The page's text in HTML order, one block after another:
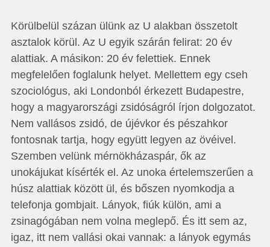
Körülbelül százan ülünk az U alakban összetolt
asztalok körül. Az U egyik szárán felirat: 20 év
alattiak. A másikon: 20 év felettiek. Ennek
megfelelően foglalunk helyet. Mellettem egy cseh
szociológus, aki Londonból érkezett Budapestre,
hogy a magyarországi zsidóságról írjon dolgozatot.
Nem vallásos zsidó, de újévkor és pészahkor
fontosnak tartja, hogy együtt legyen az övéivel.
Szemben velünk mérnökházaspár, ők az
unokájukat kísérték el. Az unoka értelemszerűen a
húsz alattiak között ül, és bőszen nyomkodja a
telefonja gombjait. Lányok, fiúk külön, ami a
zsinagógában nem volna meglepő. És itt sem az,
igaz, itt nem vallási okai vannak: a lányok egymás